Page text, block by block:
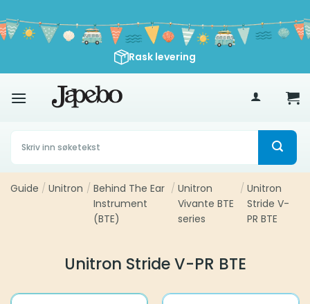
to
content
Rask levering
Søk
etter:
Guide / Unitron / Behind The Ear
Instrument
(BTE)
/ Unitron
Vivante BTE
series
/ Unitron
Stride V-
PR BTE
Unitron Stride V-PR BTE